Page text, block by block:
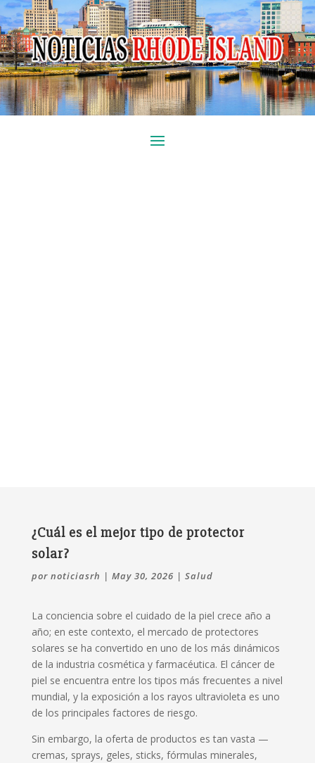
¿Cuál es el mejor tipo de protector
solar?
por noticiasrh | May 30, 2026 | Salud
La conciencia sobre el cuidado de la piel crece año a
año; en este contexto, el mercado de protectores
solares se ha convertido en uno de los más dinámicos
de la industria cosmética y farmacéutica. El cáncer de
piel se encuentra entre los tipos más frecuentes a nivel
mundial, y la exposición a los rayos ultravioleta es uno
de los principales factores de riesgo.
Sin embargo, la oferta de productos es tan vasta —
cremas, sprays, geles, sticks, fórmulas minerales,